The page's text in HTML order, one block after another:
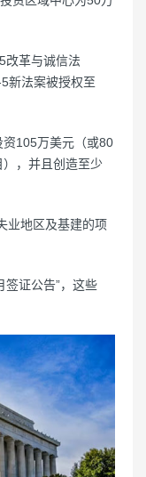
改革与诚信法
新法案被授权至
105万美元（或80
，并且创造至少
业地区及基建的项
签证公告”，这些